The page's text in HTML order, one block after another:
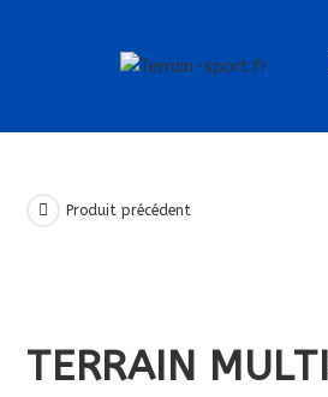
Produit précédent
TERRAIN